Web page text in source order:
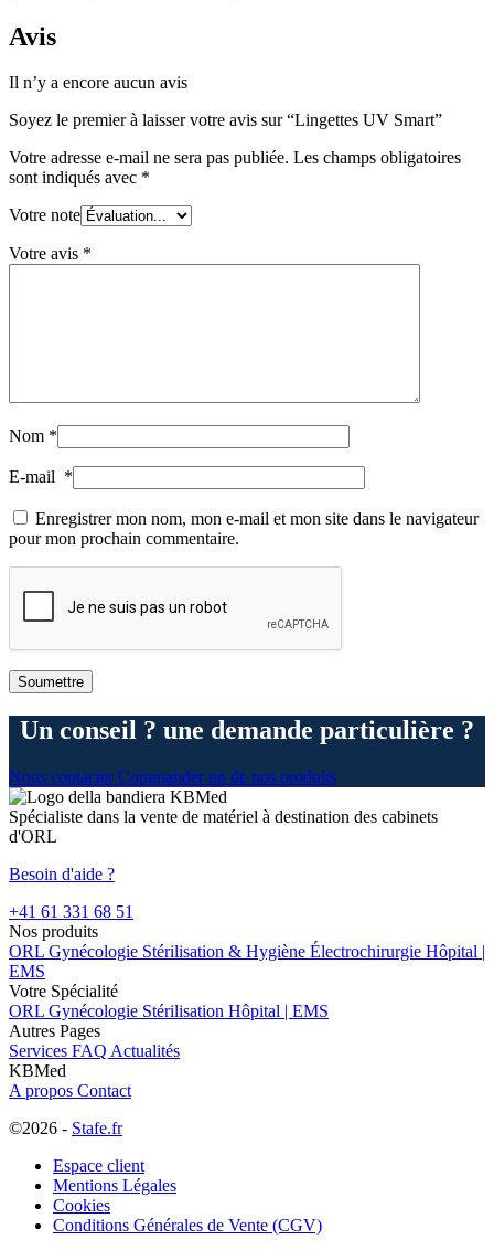
Avis
Il n’y a encore aucun avis
Soyez le premier à laisser votre avis sur “Lingettes UV Smart”
Votre adresse e-mail ne sera pas publiée. Les champs obligatoires
sont indiqués avec *
Votre note
Votre avis *
Nom *
E-mail *
Enregistrer mon nom, mon e-mail et mon site dans le navigateur
pour mon prochain commentaire.
Un conseil ? une demande particulière ?
Nous contacter Commander un de nos produits
Spécialiste dans la vente de matériel à destination des cabinets
d'ORL
Besoin d'aide ?
+41 61 331 68 51
Nos produits
ORL Gynécologie Stérilisation & Hygiène Électrochirurgie Hôpital |
EMS
Votre Spécialité
ORL Gynécologie Stérilisation Hôpital | EMS
Autres Pages
Services FAQ Actualités
KBMed
A propos Contact
©2026 - Stafe.fr
Espace client
Mentions Légales
Cookies
Conditions Générales de Vente (CGV)